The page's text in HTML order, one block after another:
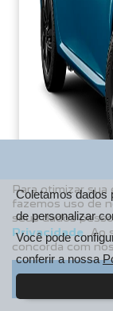
De: R$
R$
Para otimizar
fazemos uso de
seus dados
Privacidade .
concorda com
Aceitar
Coletamos dados
de personalizar
Você pode
conferir a nossa